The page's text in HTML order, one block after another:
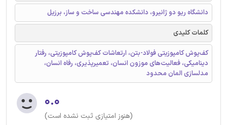
دانشگاه ریو دو ژانیرو، دانشکده مهندسی ساخت و ساز، برزیل
کلمات کلیدی
کف‌پوش کامپوزیتی فولاد-بتن، ارتعاشات کف‌پوش کامپوزیتی، رفتار
دینامیکی، فعالیت‌های موزون انسان، تعمیرپذیری، رفاه انسان،
مدلسازی المان محدود
۰.۰
(هنوز امتیازی ثبت نشده است)